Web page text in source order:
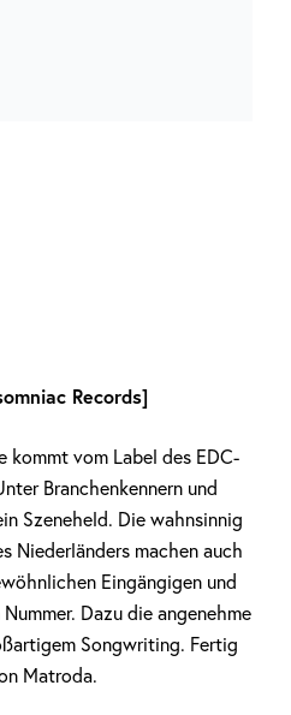
Records]
kommt vom Label des EDC-
Branchenkennern und
Szeneheld. Die wahnsinnig
Niederländers machen auch
Eingängigen und
Dazu die angenehme
Songwriting. Fertig
Matroda.